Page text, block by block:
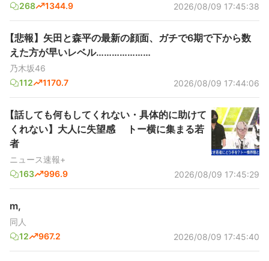
268
1344.9 2026/08/09 17:45:38
【悲報】矢田と森平の最新の顔面、ガチで6期で下から数
えた方が早いレベル…………………
乃木坂46
112
1170.7 2026/08/09 17:44:06
【話しても何もしてくれない・具体的に助けて
くれない】大人に失望感 トー横に集まる若
者
ニュース速報+
163
996.9 2026/08/09 17:45:29
m,
同人
12
967.2 2026/08/09 17:45:40